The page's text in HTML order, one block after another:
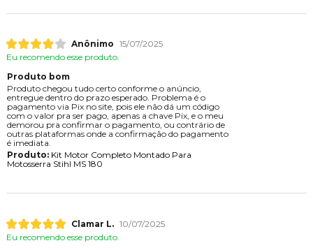
Anônimo 15/07/2025
Eu recomendo esse produto.
Produto bom
Produto chegou tudo certo conforme o anúncio,
entregue dentro do prazo esperado. Problema é o
pagamento via Pix no site, pois ele não dá um código
com o valor pra ser pago, apenas a chave Pix, e o meu
demorou pra confirmar o pagamento, ou contrário de
outras plataformas onde a confirmação do pagamento
é imediata.
Produto:Kit Motor Completo Montado Para
Motosserra Stihl MS 180
Clamar L. 10/07/2025
Eu recomendo esse produto.